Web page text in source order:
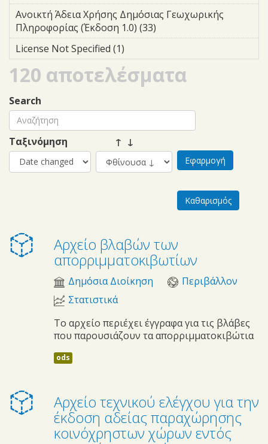
Database License (ODbL) filter
Ανοικτή Άδεια Χρήσης Δημόσιας Γεωχωρικής
Πληροφορίας (Έκδοση 1.0) (33)
Χρήσης Δημόσιας
(Έκδοση 1.0) filter
License Not Specified (1)
filter
120 αποτελέσματα
Search
Ταξινόμηση ↑ ↓
Αρχείο βλαβών των
απορριμματοκιβωτίων
Δημόσια Διοίκηση
Περιβάλλον
Στατιστικά
Το αρχείο περιέχει έγγραφα για τις βλάβες
που παρουσιάζουν τα απορριμματοκιβώτια
ods
Αρχείο τεχνικού ελέγχου για την
έκδοση αδείας παραχώρησης
κοινόχρηστων χώρων εντός